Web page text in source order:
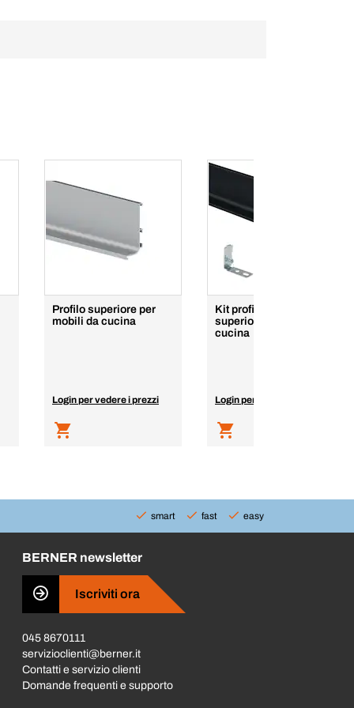
Profilo superiore per
mobili da cucina
Login per vedere i prezzi
Kit profilo Gola
superiore per mobili da
cucina
Login per vedere i prezzi
smart fast easy
BERNER newsletter
Iscriviti ora
045 8670111
servizioclienti@berner.it
Contatti e servizio clienti
Domande frequenti e supporto